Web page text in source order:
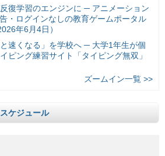
反復学習のエンジンに ─ アニメーション
・ログインなしの教育ゲームポータル
年6月4日）
と速くなる」を学校へ ─ 大学1年生が個
ピング練習サイト「タイピング無双」
ズームイン一覧 >>
ケジュール